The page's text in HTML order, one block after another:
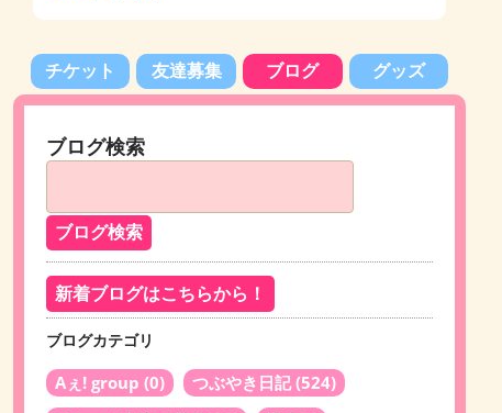
チケット 友達募集 ブログ グッズ
ブログ検索
新着ブログはこちらから！
ブログカテゴリ
Aぇ! group (0) つぶやき日記(524)